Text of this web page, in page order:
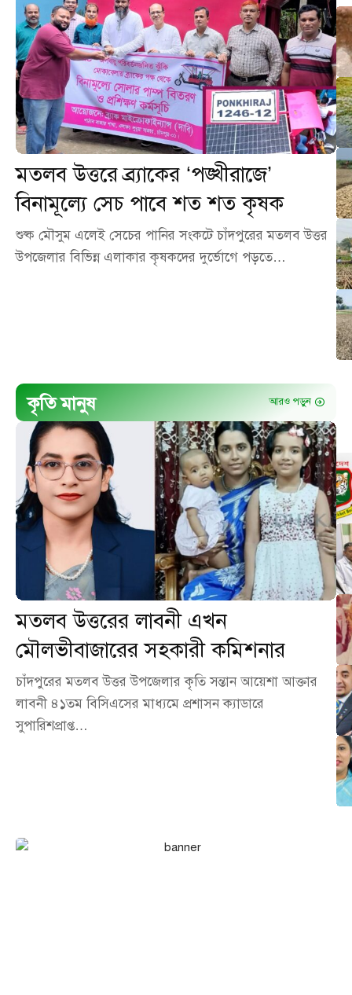
মতলব উত্তরে ব্র্যাকের ‘পঙ্খীরাজে’
বিনামূল্যে সেচ পাবে শত শত কৃষক
শুষ্ক মৌসুম এলেই সেচের পানির সংকটে চাঁদপুরের মতলব উত্তর
উপজেলার বিভিন্ন এলাকার কৃষকদের দুর্ভোগে পড়তে…
কৃতি মানুষ আরও পড়ুন
মতলব উত্তরের লাবনী এখন
মৌলভীবাজারের সহকারী কমিশনার
চাঁদপুরের মতলব উত্তর উপজেলার কৃতি সন্তান আয়েশা আক্তার
লাবনী ৪১তম বিসিএসের মাধ্যমে প্রশাসন ক্যাডারে
সুপারিশপ্রাপ্ত…